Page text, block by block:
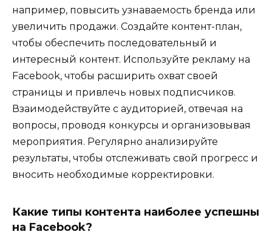
например, повысить узнаваемость бренда или
увеличить продажи. Создайте контент-план,
чтобы обеспечить последовательный и
интересный контент. Используйте рекламу на
Facebook, чтобы расширить охват своей
страницы и привлечь новых подписчиков.
Взаимодействуйте с аудиторией, отвечая на
вопросы, проводя конкурсы и организовывая
мероприятия. Регулярно анализируйте
результаты, чтобы отслеживать свой прогресс и
вносить необходимые корректировки.
Какие типы контента наиболее успешны
на Facebook?